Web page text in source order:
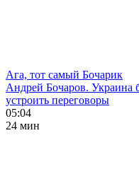
Ага, тот самый Бочарик
Андрей Бочаров. Украина
устроить переговоры
05:04
24 мин